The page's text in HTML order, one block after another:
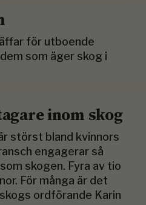
för utboende
som äger skog i
inom skog
störst bland kvinnors
engagerar så
skogen. Fyra av tio
För många är det
ordförande Karin